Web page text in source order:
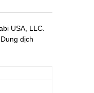
USA, LLC.
dịch